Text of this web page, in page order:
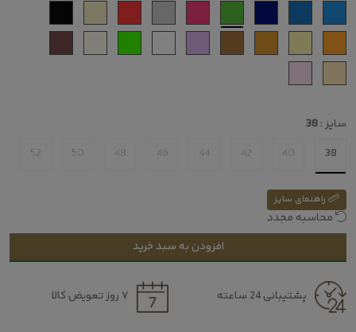
سایز :38
38
40
42
44
46
48
50
52
راهنمای سایز
محاسبه مجدد
افزودن به سبد خرید
پشتیبانی 24 ساعته ۷ روز تعویض کالا